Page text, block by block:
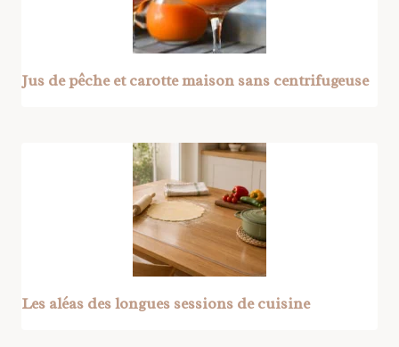
Jus de pêche et carotte maison sans centrifugeuse
Les aléas des longues sessions de cuisine